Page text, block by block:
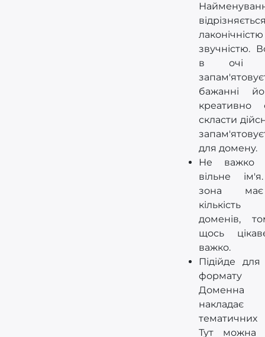
звучністю.
в очі
бажанні
креативно
скласти
для домену.
Не важко
вільне
зона
доменів,
щось
важко.
Підійде для
формату
Доменна
Тут можна